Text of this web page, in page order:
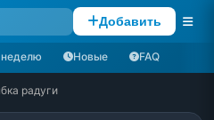
Добавить
Новые FAQ
радуги